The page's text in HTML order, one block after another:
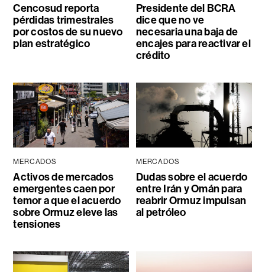
Cencosud reporta
pérdidas trimestrales
por costos de su nuevo
plan estratégico
Presidente del BCRA
dice que no ve
necesaria una baja de
encajes para reactivar el
crédito
MERCADOS
Activos de mercados
emergentes caen por
temor a que el acuerdo
sobre Ormuz eleve las
tensiones
MERCADOS
Dudas sobre el acuerdo
entre Irán y Omán para
reabrir Ormuz impulsan
al petróleo